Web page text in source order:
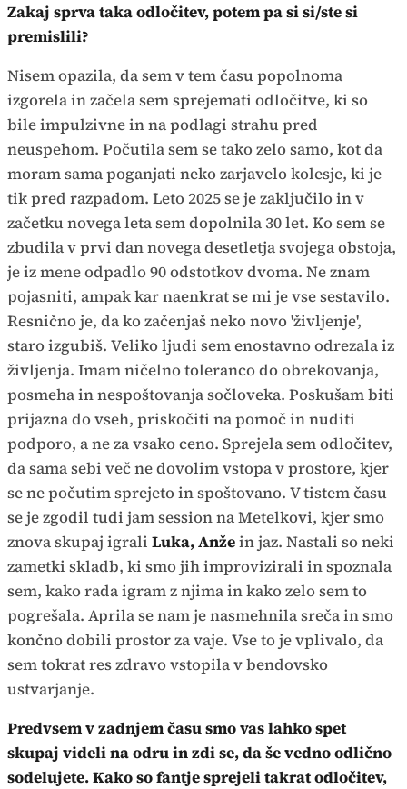
Zakaj sprva taka odločitev, potem pa si si/ste si
premislili?
Nisem opazila, da sem v tem času popolnoma
izgorela in začela sem sprejemati odločitve, ki so
bile impulzivne in na podlagi strahu pred
neuspehom. Počutila sem se tako zelo samo, kot da
moram sama poganjati neko zarjavelo kolesje, ki je
tik pred razpadom. Leto 2025 se je zaključilo in v
začetku novega leta sem dopolnila 30 let. Ko sem se
zbudila v prvi dan novega desetletja svojega obstoja,
je iz mene odpadlo 90 odstotkov dvoma. Ne znam
pojasniti, ampak kar naenkrat se mi je vse sestavilo.
Resnično je, da ko začenjaš neko novo 'življenje',
staro izgubiš. Veliko ljudi sem enostavno odrezala iz
življenja. Imam ničelno toleranco do obrekovanja,
posmeha in nespoštovanja sočloveka. Poskušam biti
prijazna do vseh, priskočiti na pomoč in nuditi
podporo, a ne za vsako ceno. Sprejela sem odločitev,
da sama sebi več ne dovolim vstopa v prostore, kjer
se ne počutim sprejeto in spoštovano. V tistem času
se je zgodil tudi jam session na Metelkovi, kjer smo
znova skupaj igrali Luka, Anžein jaz. Nastali so neki
zametki skladb, ki smo jih improvizirali in spoznala
sem, kako rada igram z njima in kako zelo sem to
pogrešala. Aprila se nam je nasmehnila sreča in smo
končno dobili prostor za vaje. Vse to je vplivalo, da
sem tokrat res zdravo vstopila v bendovsko
ustvarjanje.
Predvsem v zadnjem času smo vas lahko spet
skupaj videli na odru in zdi se, da še vedno odlično
sodelujete. Kako so fantje sprejeli takrat odločitev,